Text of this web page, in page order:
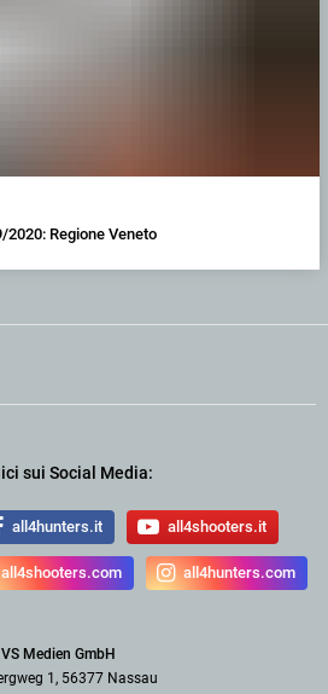
Regione Veneto
sui Social Media:
all4hunters.it all4shooters.it
all4shooters.com all4hunters.com
VS Medien GmbH
1, 56377 Nassau